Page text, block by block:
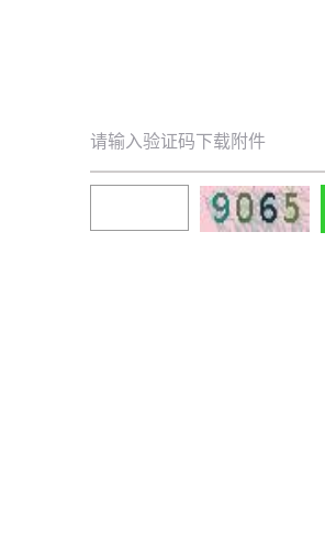
请输入验证码下载附件